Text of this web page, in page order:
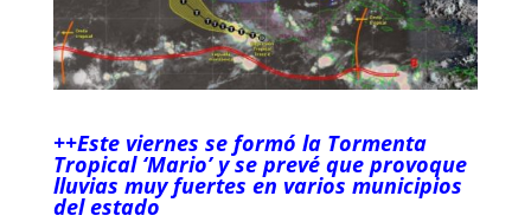
++Este viernes se formó la Tormenta
Tropical ‘Mario’ y se prevé que provoque
lluvias muy fuertes en varios municipios
del estado